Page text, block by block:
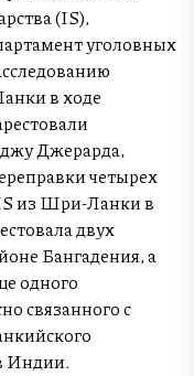
(IS),
уголовных
в ходе
Джерарда,
четырех
из Шри-Ланки в
двух
Бангадения, а
одного
связанного с
Индии.